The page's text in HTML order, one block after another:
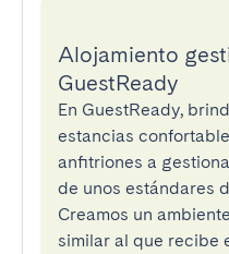
Alojamiento
GuestReady
En GuestReady,
estancias
anfitriones a
de unos estándares
Creamos un
similar al que recibe